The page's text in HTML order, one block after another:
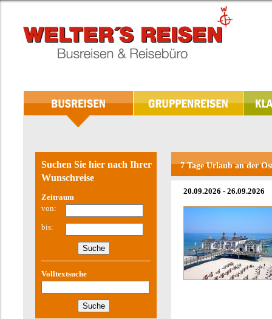
Suchen Sie hier nach Ihrer
Wunschreise
Zeitraum
von:
bis:
Volltextsuche
7 Tage Urlaub an der
20.09.2026 - 26.09.2026